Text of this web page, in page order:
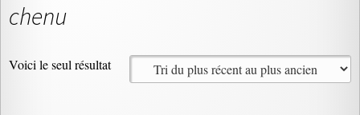
chenu
Voici le seul résultat